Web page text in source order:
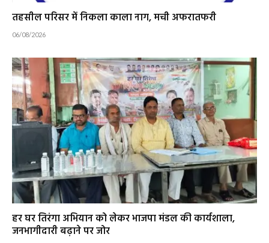
तहसील परिसर में निकला काला नाग, मची अफरातफरी
06/08/2026
हर घर तिरंगा अभियान को लेकर भाजपा मंडल की कार्यशाला,
जनभागीदारी बढ़ाने पर जोर